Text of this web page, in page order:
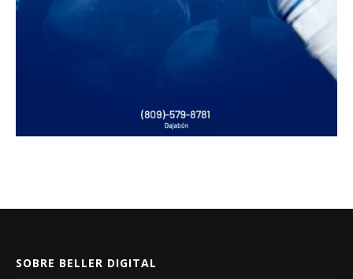
SOBRE BELLER DIGITAL